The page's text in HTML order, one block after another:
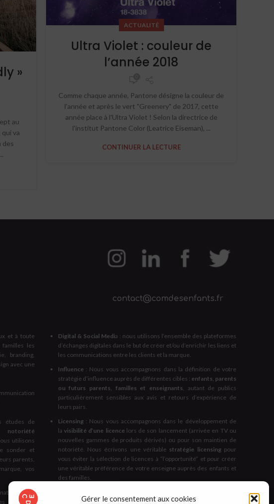
Gérer le consentement aux cookies
ACTUALITÉ
Ultra Violet : couleur de
l’année 2018
Comme chaque année, Pantone désigne la couleur de
l'année et après le vert "Greenery" de 2017, cette
année place à l'Ultra Violet ! Selon la directrice de
l'institut Pantone Color (Leatrice Eiseman), ...
CONTINUER LA LECTURE
»
au
va
des
contact@comdesenfants.fr
et à toute
les
branding,
avec une
études de
utilisons
sonder et
parents,
vos
et
innovants
Digital & Social Media : nous utilisons l’ensemble des plateformes
d’échanges digitales dans le but de créer et/ou d’enrichir les liens et
les communications entre les clients et la marque.
Influence : Nous vous accompagnons dans la définition de votre
stratégie d’influence auprès de différentes cibles : enfants, parents
ou futurs parents, familles et enseignants, autant de publics
particulièrement sensibles aux avis et retours d’expérience de
leurs pairs.
Licensing: Nous vous accompagnons dans le développement de
la visibilité d’une licence lors de son lancement (arrivée en TV ou
nouvelles gammes de produits dérivés) ou pour son maintien de
notoriété. Nous écrivons une véritable stratégie licensingpour
vous éviter la sélection de licences à “l’opportunité” et pour créer
une véritable préférence de votre enseigne auprès des enfants et
des familles.
des animations dédiés à l’échange, au partage et à